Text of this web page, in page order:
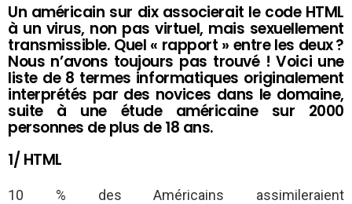
Un américain sur dix associerait le code HTML
à un virus, non pas virtuel, mais sexuellement
transmissible. Quel « rapport » entre les deux ?
Nous n’avons toujours pas trouvé ! Voici une
liste de 8 termes informatiques originalement
interprétés par des novices dans le domaine,
suite à une étude américaine sur 2000
personnes de plus de 18 ans.
1/ HTML
10 % des Américains assimileraient